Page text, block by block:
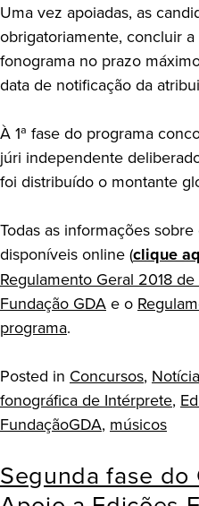
Uma vez apoiadas, as
obrigatoriamente, concluir
fonograma no prazo
data de notificação da
À 1ª fase do programa
júri independente
foi distribuído o montante
Todas as informações
disponíveis online (clique
Regulamento Geral 2018
Fundação GDA e o
programa.
Posted in Concursos,
fonográfica de Intérprete,
FundaçãoGDA, músicos
Segunda fase do